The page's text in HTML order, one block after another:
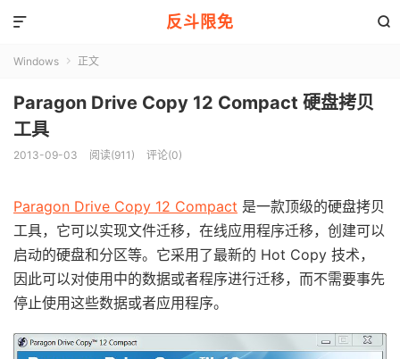
反斗限免 

Windows  正文
Paragon Drive Copy 12 Compact 硬盘拷贝
工具
2013-09-03 阅读(911) 评论(0)
Paragon Drive Copy 12 Compact 是一款顶级的硬盘拷贝
工具，它可以实现文件迁移，在线应用程序迁移，创建可以
启动的硬盘和分区等。它采用了最新的 Hot Copy 技术，
因此可以对使用中的数据或者程序进行迁移，而不需要事先
停止使用这些数据或者应用程序。